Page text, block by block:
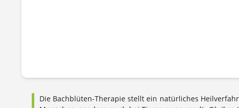
Die Bachblüten-Therapie stellt ein natürliches